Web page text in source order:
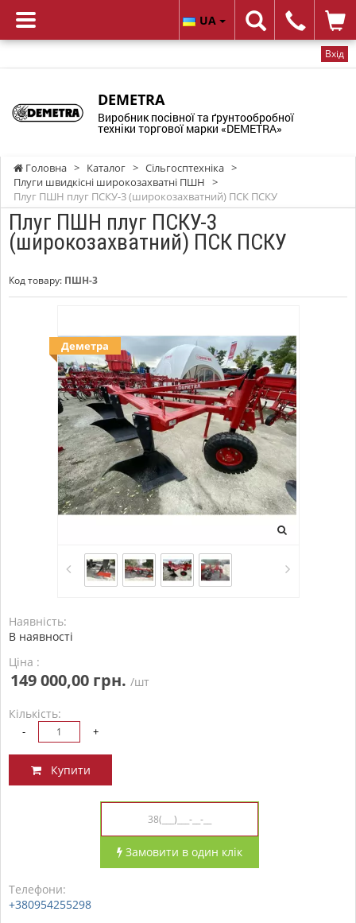
Вхід
DEMETRA
Виробник посівної та ґрунтообробної
техніки торгової марки «DEMETRA»
UA
Головна > Каталог > Сільгосптехніка >
Плуги швидкісні широкозахватні ПШН >
Плуг ПШН плуг ПСКУ-3 (широкозахватний) ПСК ПСКУ
Плуг ПШН плуг ПСКУ-3
(широкозахватний) ПСК ПСКУ
Код товару: ПШН-3
Деметра
Наявність:
В наявності
Ціна :
149 000,00 грн. /шт
Кількість:
- +
Купити
Замовити в один клік
Телефони:
+380954255298